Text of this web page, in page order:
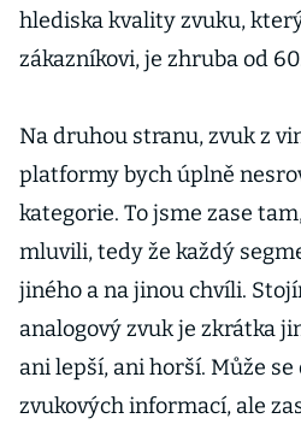
hlediska kvality zvuku,
zákazníkovi, je zhruba od
Na druhou stranu, zvuk z
platformy bych úplně
kategorie. To jsme zase
mluvili, tedy že každý
jiného a na jinou chvíli.
analogový zvuk je zkrátka
ani lepší, ani horší. Může
zvukových informací, ale